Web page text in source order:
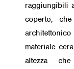
raggiungibili
coperto,
materiale
altezza